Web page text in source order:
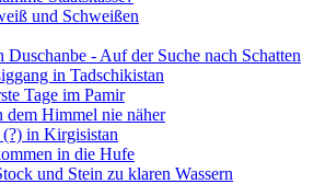
und Schweißen
Duschanbe - Auf der Suche nach Schatten
in Tadschikistan
Tage im Pamir
dem Himmel nie näher
in Kirgisistan
in die Hufe
und Stein zu klaren Wassern